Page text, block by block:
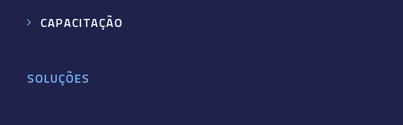
CAPACITAÇÃO
SOLUÇÕES